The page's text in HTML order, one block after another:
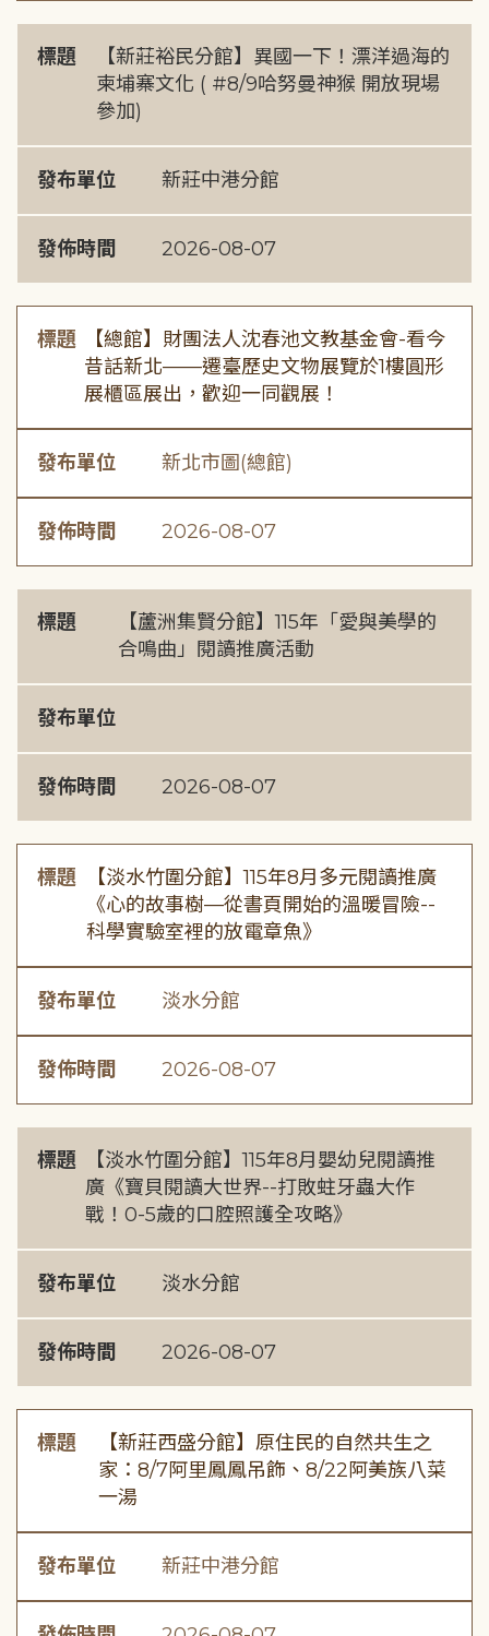
標題
【新莊裕民分館】異國一下！漂洋過海的
柬埔寨文化 ( #8/9哈努曼神猴 開放現場
參加)
發布單位 新莊中港分館
發佈時間 2026-08-07
標題
【總館】財團法人沈春池文教基金會-看今
昔話新北——遷臺歷史文物展覽於1樓圓形
展櫃區展出，歡迎一同觀展！
發布單位 新北市圖(總館)
發佈時間 2026-08-07
標題
【蘆洲集賢分館】115年「愛與美學的
合鳴曲」閱讀推廣活動
發布單位
發佈時間 2026-08-07
標題
【淡水竹圍分館】115年8月多元閱讀推廣
《心的故事樹—從書頁開始的溫暖冒險--
科學實驗室裡的放電章魚》
發布單位 淡水分館
發佈時間 2026-08-07
標題
【淡水竹圍分館】115年8月嬰幼兒閱讀推
廣《寶貝閱讀大世界--打敗蛀牙蟲大作
戰！0-5歲的口腔照護全攻略》
發布單位 淡水分館
發佈時間 2026-08-07
標題
【新莊西盛分館】原住民的自然共生之
家：8/7阿里鳳鳳吊飾、8/22阿美族八菜
一湯
發布單位 新莊中港分館